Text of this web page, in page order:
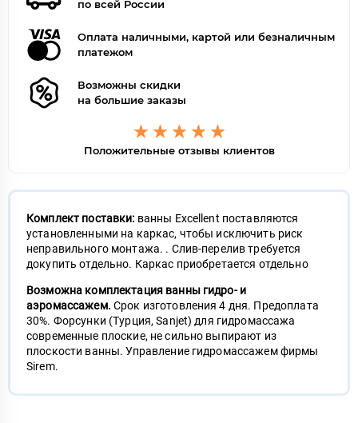
по всей России
Оплата наличными, картой или безналичным
платежом
Возможны скидки
на большие заказы
Положительные отзывы клиентов
Комплект поставки: ванны Excellent поставляются
установленными на каркас, чтобы исключить риск
неправильного монтажа. . Слив-перелив требуется
докупить отдельно. Каркас приобретается отдельно
Возможна комплектация ванны гидро- и
аэромассажем. Срок изготовления 4 дня. Предоплата
30%. Форсунки (Турция, Sanjet) для гидромассажа
современные плоские, не сильно выпирают из
плоскости ванны. Управление гидромассажем фирмы
Sirem.